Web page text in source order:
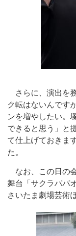
さらに、演出を
ク転はないんです
ンを増やしたい。
できると思う」と
て仕上げておきま
た。
なお、この日の
舞台「サクラパパ
さいたま劇場芸術